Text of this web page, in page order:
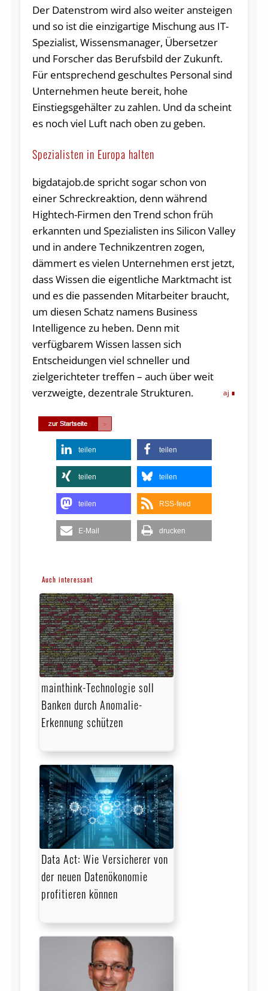
Der Datenstrom wird also weiter ansteigen
und so ist die einzigartige Mischung aus IT-
Spezialist, Wissensmanager, Übersetzer
und Forscher das Berufsbild der Zukunft.
Für entsprechend geschultes Personal sind
Unternehmen heute bereit, hohe
Einstiegsgehälter zu zahlen. Und da scheint
es noch viel Luft nach oben zu geben.
Spezialisten in Europa halten
bigdatajob.de spricht sogar schon von
einer Schreckreaktion, denn während
Hightech-Firmen den Trend schon früh
erkannten und Spezialisten ins Silicon Valley
und in andere Technikzentren zogen,
dämmert es vielen Unternehmen erst jetzt,
dass Wissen die eigentliche Marktmacht ist
und es die passenden Mitarbeiter braucht,
um diesen Schatz namens Business
Intelligence zu heben. Denn mit
verfügbarem Wissen lassen sich
Entscheidungen viel schneller und
zielgerichteter treffen – auch über weit
verzweigte, dezentrale Strukturen.
aj
teilen teilen
teilen teilen
teilen RSS-feed
E-Mail drucken
Auch interessant
mainthink-Technologie soll
Banken durch Anomalie-
Erkennung schützen
Data Act: Wie Versicherer von
der neuen Datenökonomie
profitieren können